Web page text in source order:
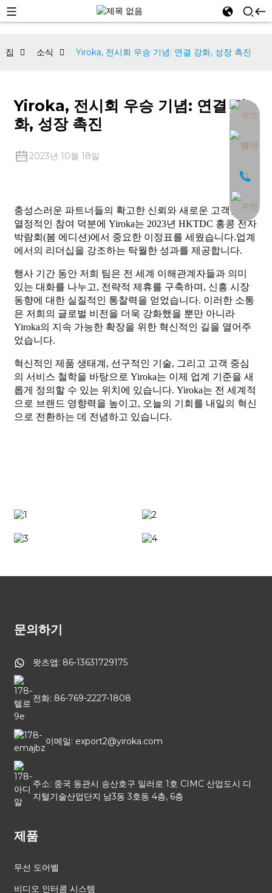
집 소식 Yiroka, 전시회 우승 기념: 연결 강화, 성장 촉진
Yiroka, 전시회 우승 기념: 연결 강
화, 성장 촉진
2023년 10월 18일
충성스러운 파트너들의 확고한 신뢰와 새로운 고객들의
열정적인 참여 덕분에 Yiroka는 2023년 HKTDC 홍콩 전자
박람회(봄 에디션)에서 중요한 이정표를 세웠습니다.업계
에서의 리더십을 강조하는 탁월한 성과를 제공합니다.
행사 기간 동안 저희 팀은 전 세계 이해관계자들과 의미
있는 대화를 나누고, 전략적 제휴를 구축하며, 신흥 시장
동향에 대한 실질적인 통찰력을 얻었습니다. 이러한 소통
은 저희의 글로벌 비전을 더욱 강화했을 뿐만 아니라
Yiroka의 지속 가능한 확장을 위한 혁신적인 길을 열어주
었습니다.
혁신적인 제품 생태계, 선구적인 기술, 그리고 고객 중심
의 서비스 철학을 바탕으로 Yiroka는 이제 업계 기준을 새
롭게 정의할 수 있는 위치에 있습니다. Yiroka는 전 세계적
으로 브랜드 영향력을 높이고, 오늘의 기회를 내일의 혁신
으로 전환하는 데 전념하고 있습니다.
문의하기
왓츠앱: 86-13631729175
전화: 86-769-2227-1808
이메일: export2@yiroka.com
주소: 중국 동관시 송산호구 일러로 1호 CIMC 산업도시 디
지털기술산업단지 남3동 3호동 4층, 6층
제품
무선 도어벨
비디오 인터콤 시스템